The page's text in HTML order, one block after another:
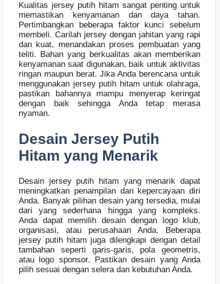
Kualitas jersey putih hitam sangat penting untuk
memastikan kenyamanan dan daya tahan.
Pertimbangkan beberapa faktor kunci sebelum
membeli. Carilah jersey dengan jahitan yang rapi
dan kuat, menandakan proses pembuatan yang
teliti. Bahan yang berkualitas akan memberikan
kenyamanan saat digunakan, baik untuk aktivitas
ringan maupun berat. Jika Anda berencana untuk
menggunakan jersey putih hitam untuk olahraga,
pastikan bahannya mampu menyerap keringat
dengan baik sehingga Anda tetap merasa
nyaman.
Desain Jersey Putih
Hitam yang Menarik
Desain jersey putih hitam yang menarik dapat
meningkatkan penampilan dan kepercayaan diri
Anda. Banyak pilihan desain yang tersedia, mulai
dari yang sederhana hingga yang kompleks.
Anda dapat memilih desain dengan logo klub,
organisasi, atau perusahaan Anda. Beberapa
jersey putih hitam juga dilengkapi dengan detail
tambahan seperti garis-garis, pola geometris,
atau logo sponsor. Pastikan desain yang Anda
pilih sesuai dengan selera dan kebutuhan Anda.